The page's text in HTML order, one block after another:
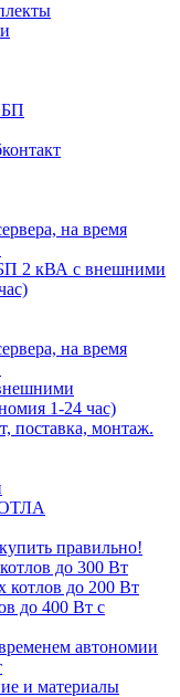
на время
2 кВА с внешними
на время
1-24 час)
поставка, монтаж.
правильно!
до 300 Вт
котлов до 200 Вт
до 400 Вт с
автономии
и материалы